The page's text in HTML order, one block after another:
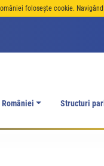
folosește cookie.
Structuri